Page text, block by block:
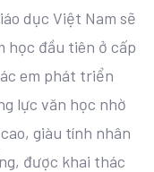
dục Việt Nam sẽ
học đầu tiên ở cấp
em phát triển
lực văn học nhờ
giàu tính nhân
được khai thác